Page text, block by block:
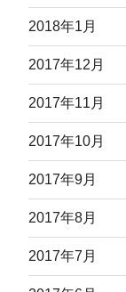
2018年1月
2017年12月
2017年11月
2017年10月
2017年9月
2017年8月
2017年7月